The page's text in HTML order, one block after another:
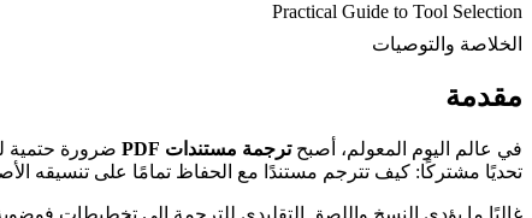
Practical Guide to Tool Selection
الخلاصة والتوصيات
مقدمة
في عالم اليوم المعولم، أصبحترجمة مستندات PDF
ضرورة حتمية
تحديًا مشتركًا: كيف تترجم مستندًا مع الحفاظ تمامًا على تنسيقه
غالبًا ما يؤدي النسخ واللصق التقليدي للترجمة إلى تخطيطات